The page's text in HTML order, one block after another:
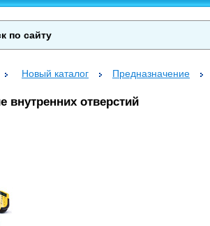
Новый каталог Предназначение
внутренних отверстий